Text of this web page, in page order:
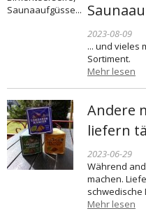
2023-08-09
... und vieles
Sortiment.
Mehr lesen
Andere
liefern
2023-06-29
Während
machen.
schwedische
Mehr lesen